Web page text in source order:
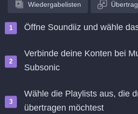
Wiedergabelisten
Öffne Soundiiz und wähle
Verbinde deine Konten bei
Subsonic
Wähle die Playlists aus, die
übertragen möchtest